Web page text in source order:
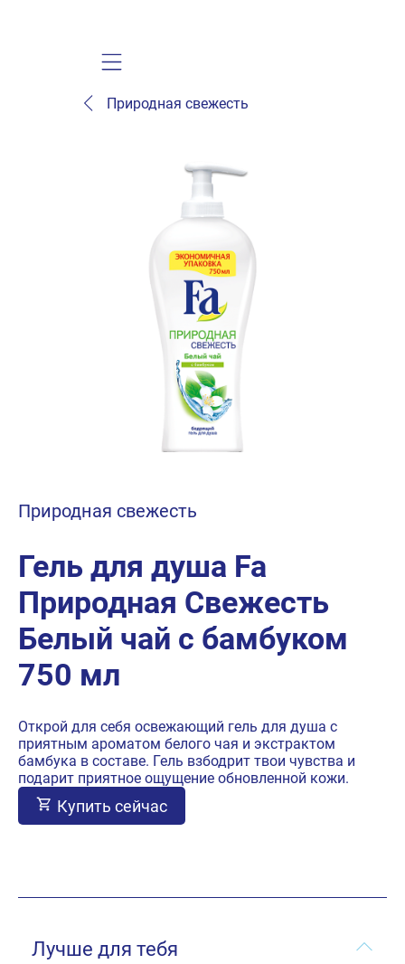
Mobile navigation
Природная свежесть
Природная свежесть
Гель для душа Fa
Природная Свежесть
Белый чай с бамбуком
750 мл
Открой для себя освежающий гель для душа с
приятным ароматом белого чая и экстрактом
бамбука в составе. Гель взбодрит твои чувства и
подарит приятное ощущение обновленной кожи.
Купить сейчас
Лучше для тебя